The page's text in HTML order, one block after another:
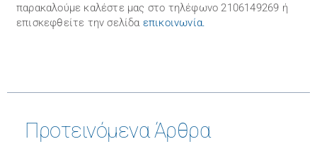
παρακαλούμε καλέστε μας στo τηλέφωνo 2106149269 ή
επισκεφθείτε την σελίδα επικοινωνία.
Προτεινόμενα Άρθρα